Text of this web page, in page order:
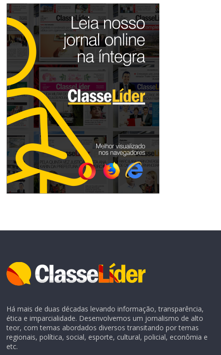
Há mais de duas décadas levando informação, transparência,
ética e imparcialidade. Desenvolvemos um jornalismo de alto
teor, com temas abordados diversos transitando por temas
regionais, política, social, esporte, cultural, policial, econômia e
etc.